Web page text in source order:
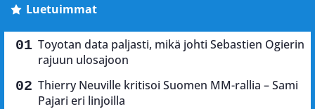
Luetuimmat
Toyotan data paljasti, mikä johti Sebastien Ogierin
rajuun ulosajoon
Thierry Neuville kritisoi Suomen MM-rallia – Sami
Pajari eri linjoilla